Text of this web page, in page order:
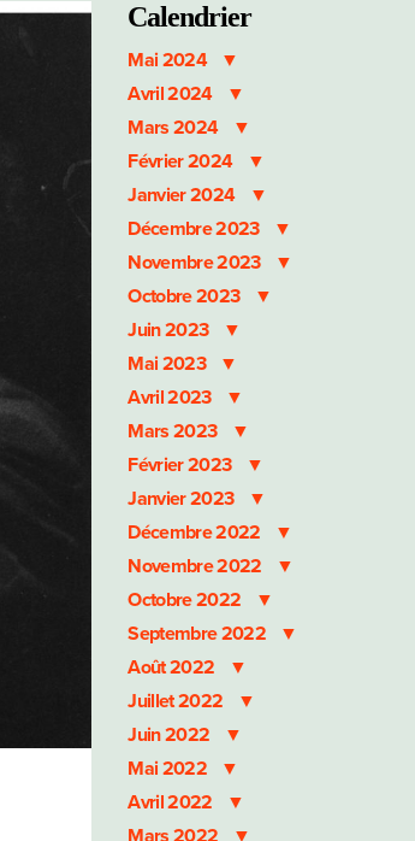
Calendrier
Mai 2024
Avril 2024
Mars 2024
Février 2024
Janvier 2024
Décembre 2023
Novembre 2023
Octobre 2023
Juin 2023
Mai 2023
Avril 2023
Mars 2023
Février 2023
Janvier 2023
Décembre 2022
Novembre 2022
Octobre 2022
Septembre 2022
Août 2022
Juillet 2022
Juin 2022
Mai 2022
Avril 2022
Mars 2022